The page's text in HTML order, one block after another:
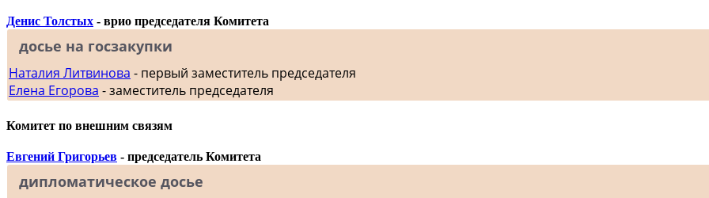
Денис Толстых - врио председателя Комитета
досье на госзакупки
Наталия Литвинова - первый заместитель председателя
Елена Егорова - заместитель председателя
Комитет по внешним связям
Евгений Григорьев - председатель Комитета
дипломатическое досье